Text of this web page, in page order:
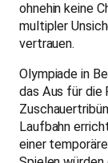
ohnehin keine
multipler
vertrauen.
Olympiade in
das Aus für die
Laufbahn
einer